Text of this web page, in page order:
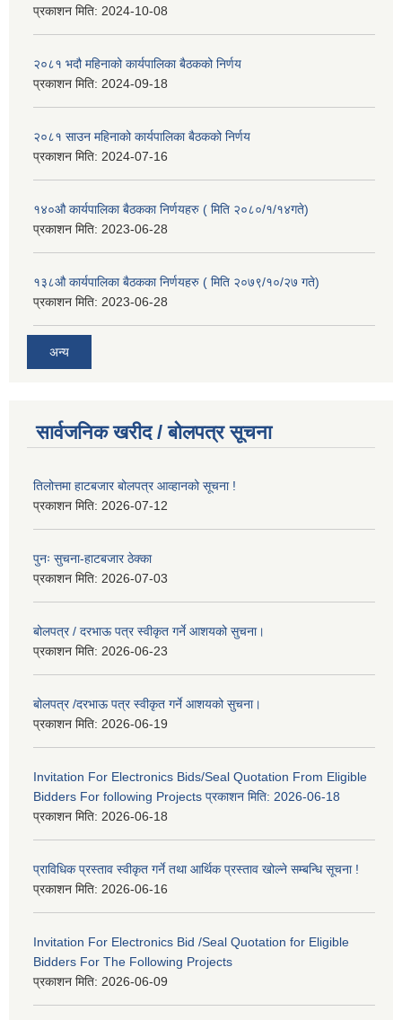
प्रकाशन मिति: 2024-10-08
२०८१ भदौ महिनाको कार्यपालिका बैठकको निर्णय
प्रकाशन मिति: 2024-09-18
२०८१ साउन महिनाको कार्यपालिका बैठकको निर्णय
प्रकाशन मिति: 2024-07-16
१४०औ कार्यपालिका बैठकका निर्णयहरु ( मिति २०८०/१/१४गते)
प्रकाशन मिति: 2023-06-28
१३८औ कार्यपालिका बैठकका निर्णयहरु ( मिति २०७९/१०/२७ गते)
प्रकाशन मिति: 2023-06-28
अन्य
सार्वजनिक खरीद / बोलपत्र सूचना
तिलोत्तमा हाटबजार बोलपत्र आव्हानको सूचना !
प्रकाशन मिति: 2026-07-12
पुनः सुचना-हाटबजार ठेक्का
प्रकाशन मिति: 2026-07-03
बोलपत्र / दरभाऊ पत्र स्वीकृत गर्ने आशयको सुचना।
प्रकाशन मिति: 2026-06-23
बोलपत्र /दरभाऊ पत्र स्वीकृत गर्ने आशयको सुचना।
प्रकाशन मिति: 2026-06-19
Invitation For Electronics Bids/Seal Quotation From Eligible
Bidders For following Projects प्रकाशन मिति: 2026-06-18
प्रकाशन मिति: 2026-06-18
प्राविधिक प्रस्ताव स्वीकृत गर्ने तथा आर्थिक प्रस्ताव खोल्ने सम्बन्धि सूचना !
प्रकाशन मिति: 2026-06-16
Invitation For Electronics Bid /Seal Quotation for Eligible
Bidders For The Following Projects
प्रकाशन मिति: 2026-06-09